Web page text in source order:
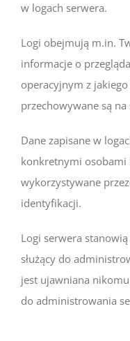
w logach serwera.
Logi obejmują m.in.
informacje o
operacyjnym z
przechowywane są na
Dane zapisane w
konkretnymi osobami
wykorzystywane
identyfikacji.
Logi serwera
służący do
jest ujawniana
do administrowania